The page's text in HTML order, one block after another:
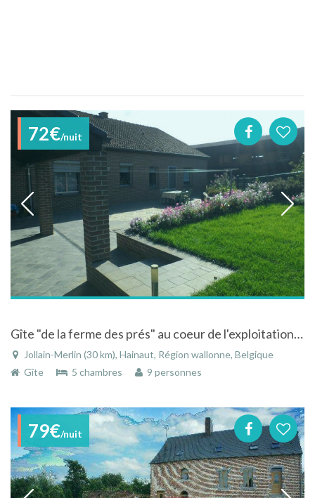
72€/nuit
Gîte "de la ferme des prés" au coeur de l'exploitation agricole
Jollain-Merlin (30 km), Hainaut, Région wallonne, Belgique
Gîte
5 chambres 9 personnes
79€/nuit